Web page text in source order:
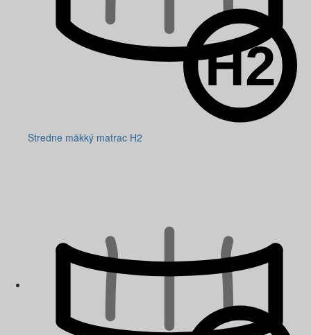
Stredne mäkký matrac H2